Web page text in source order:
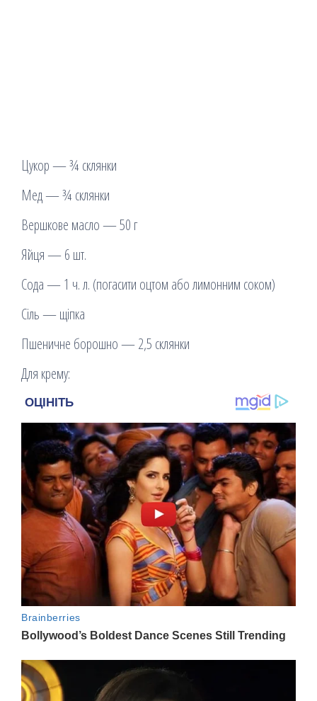
Цукор — ¾ склянки
Мед — ¾ склянки
Вершкове масло — 50 г
Яйця — 6 шт.
Сода — 1 ч. л. (погасити оцтом або лимонним соком)
Сіль — щіпка
Пшеничне борошно — 2,5 склянки
Для крему: